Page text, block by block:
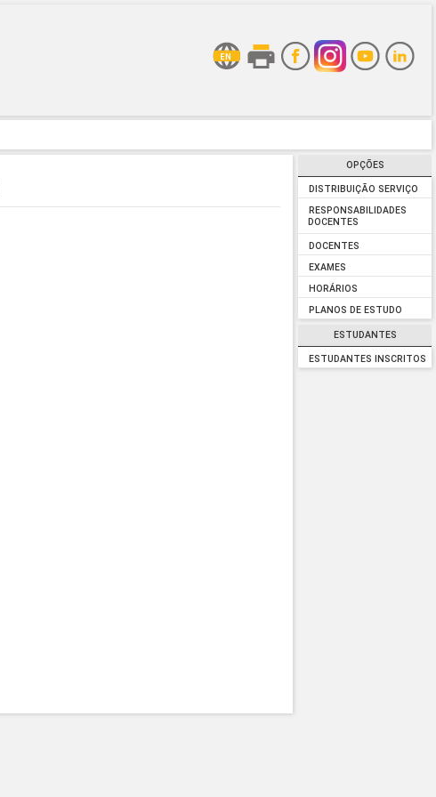
OPÇÕES
DISTRIBUIÇÃO SERVIÇO
RESPONSABILIDADES
DOCENTES
DOCENTES
EXAMES
HORÁRIOS
PLANOS DE ESTUDO
ESTUDANTES
ESTUDANTES INSCRITOS